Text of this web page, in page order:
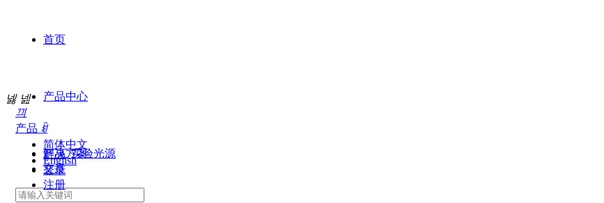
首页
产品中心
实验光源
解决方案
끠
产品 ꀁ
产品
文章
简体中文
English
登录
注册
넳 넲